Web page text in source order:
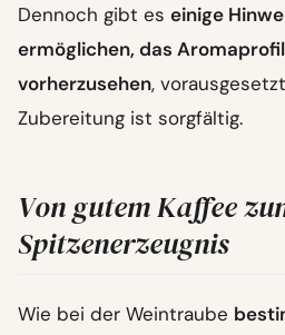
Dennoch gibt es einige
ermöglichen, das
vorherzusehen,
Zubereitung ist sorgfältig.
Von gutem Kaffee
Spitzenerzeugnis
Wie bei der Weintraube